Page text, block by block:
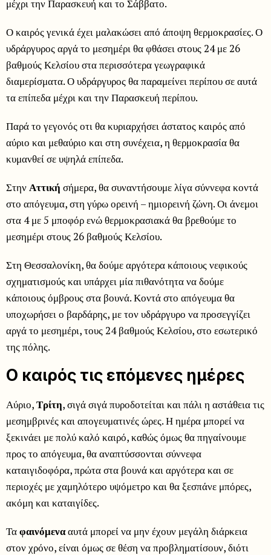
μέχρι την Παρασκευή και το Σάββατο.
Ο καιρός γενικά έχει μαλακώσει από άποψη θερμοκρασίες. Ο
υδράργυρος αργά το μεσημέρι θα φθάσει στους 24 με 26
βαθμούς Κελσίου στα περισσότερα γεωγραφικά
διαμερίσματα. Ο υδράργυρος θα παραμείνει περίπου σε αυτά
τα επίπεδα μέχρι και την Παρασκευή περίπου.
Παρά το γεγονός οτι θα κυριαρχήσει άστατος καιρός από
αύριο και μεθαύριο και στη συνέχεια, η θερμοκρασία θα
κυμανθεί σε υψηλά επίπεδα.
ΣτηνΑττική σήμερα, θα συναντήσουμε λίγα σύννεφα κοντά
στο απόγευμα, στη γύρω ορεινή – ημιορεινή ζώνη. Οι άνεμοι
στα 4 με 5 μποφόρ ενώ θερμοκρασιακά θα βρεθούμε το
μεσημέρι στους 26 βαθμούς Κελσίου.
Στη Θεσσαλονίκη, θα δούμε αργότερα κάποιους νεφικούς
σχηματισμούς και υπάρχει μία πιθανότητα να δούμε
κάποιους όμβρους στα βουνά. Κοντά στο απόγευμα θα
υποχωρήσει ο βαρδάρης, με τον υδράργυρο να προσεγγίζει
αργά το μεσημέρι, τους 24 βαθμούς Κελσίου, στο εσωτερικό
της πόλης.
Ο καιρός τις επόμενες ημέρες
Αύριο,Τρίτη, σιγά σιγά πυροδοτείται και πάλι η αστάθεια τις
μεσημβρινές και απογευματινές ώρες. Η ημέρα μπορεί να
ξεκινάει με πολύ καλό καιρό, καθώς όμως θα πηγαίνουμε
προς το απόγευμα, θα αναπτύσσονται σύννεφα
καταιγιδοφόρα, πρώτα στα βουνά και αργότερα και σε
περιοχές με χαμηλότερο υψόμετρο και θα ξεσπάνε μπόρες,
ακόμη και καταιγίδες.
Ταφαινόμενααυτά μπορεί να μην έχουν μεγάλη διάρκεια
στον χρόνο, είναι όμως σε θέση να προβληματίσουν, διότι